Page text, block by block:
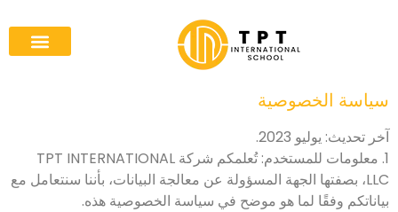
سياسة الخصوصية
آخر تحديث: يوليو 2023.
1. معلومات للمستخدم: تُعلمكم شركة TPT INTERNATIONAL
LLC، بصفتها الجهة المسؤولة عن معالجة البيانات، بأننا سنتعامل مع
بياناتكم وفقًا لما هو موضح في سياسة الخصوصية هذه.